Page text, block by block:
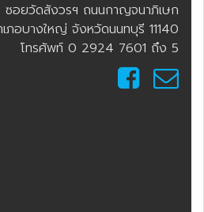
ซอยวัดสังวรฯ ถนนกาญจนาภิเษก
ภอบางใหญ่ จังหวัดนนทบุรี 11140
โทรศัพท์ 0 2924 7601 ถึง 5